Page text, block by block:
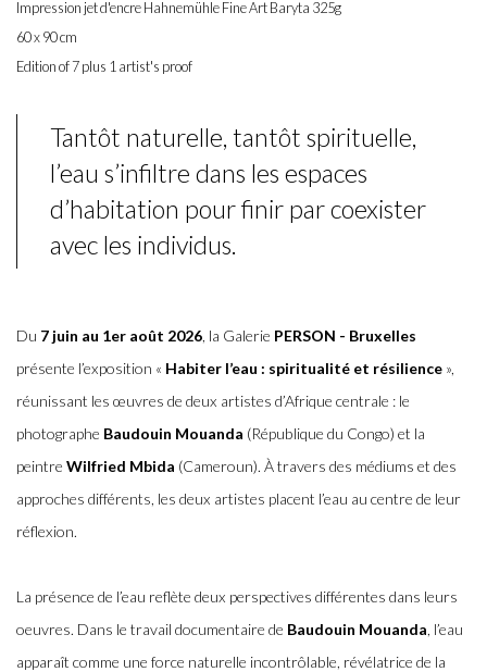
Impression jet d'encre Hahnemühle Fine Art Baryta 325g
60 x 90 cm
Edition of 7 plus 1 artist's proof
Tantôt naturelle, tantôt spirituelle,
l’eau s’infiltre dans les espaces
d’habitation pour finir par coexister
avec les individus.
Du 7 juin au 1er août 2026, la Galerie PERSON - Bruxelles
présente l’exposition « Habiter l’eau : spiritualité et résilience »,
réunissant les œuvres de deux artistes d’Afrique centrale : le
photographe Baudouin Mouanda (République du Congo) et la
peintre Wilfried Mbida (Cameroun). À travers des médiums et des
approches différents, les deux artistes placent l’eau au centre de leur
réflexion.
La présence de l’eau reflète deux perspectives différentes dans leurs
oeuvres. Dans le travail documentaire de Baudouin Mouanda, l’eau
apparaît comme une force naturelle incontrôlable, révélatrice de la